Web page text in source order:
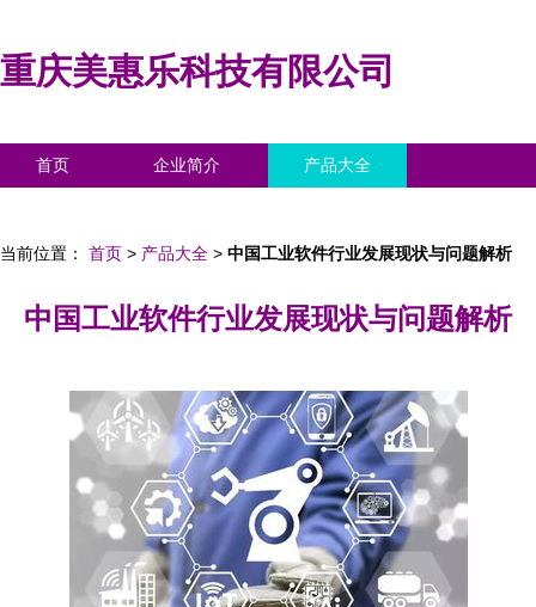
重庆美惠乐科技有限公司
首页 企业简介 产品大全
当前位置： 首页 > 产品大全 > 中国工业软件行业发展现状与问题解析
中国工业软件行业发展现状与问题解析